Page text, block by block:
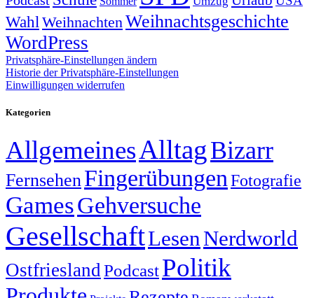
Wahl Weihnachten Weihnachtsgeschichte
WordPress
Privatsphäre-Einstellungen ändern
Historie der Privatsphäre-Einstellungen
Einwilligungen widerrufen
Kategorien
AllgemeinesAlltagBizarr
FernsehenFingerübungen Fotografie
GamesGehversuche
GesellschaftLesenNerdworld
OstfrieslandPodcastPolitik